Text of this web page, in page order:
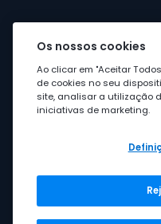
A Moloni faz parte do
Grupo Visma
Visma em Portugal
Os nossos cookies
Ao clicar em "Aceitar
de cookies no seu
site, analisar a utilização
iniciativas de marketing.